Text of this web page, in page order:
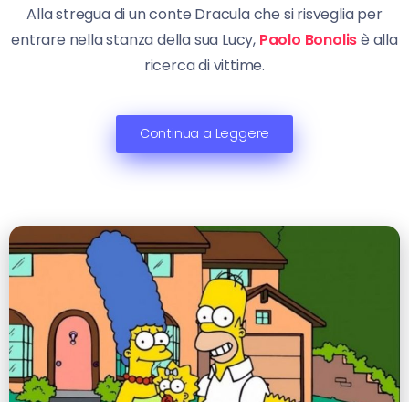
Alla stregua di un conte Dracula che si risveglia per
entrare nella stanza della sua Lucy, Paolo Bonolisè alla
ricerca di vittime.
Continua a Leggere